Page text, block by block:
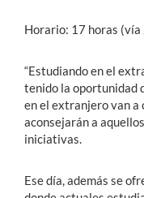
Horario: 17 horas (vía
“Estudiando en el
tenido la oportunidad
en el extranjero van
aconsejarán a
iniciativas.
Ese día, además se